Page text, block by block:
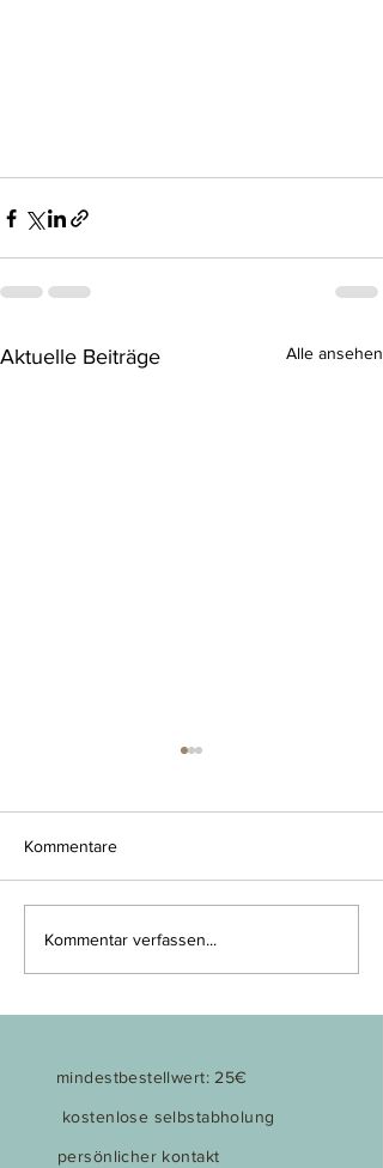
Aktuelle Beiträge Alle ansehen
Kommentare
Kommentar verfassen...
mindestbestellwert: 25€
kostenlose selbstabholung
persönlicher kontakt